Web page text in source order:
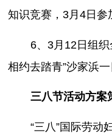
知识竞赛，3月4日参
6、3月12日组
相约去踏青”沙家浜一
三八节活动方案
“三八”国际劳动